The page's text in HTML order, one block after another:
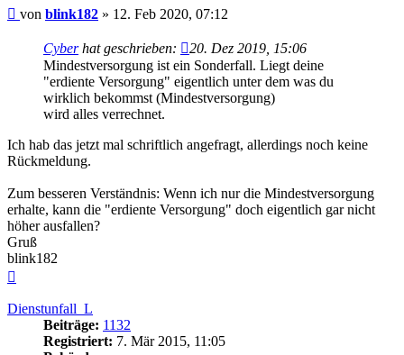
Beitrag
von blink182 » 12. Feb 2020, 07:12
Cyberhat geschrieben:
20. Dez 2019, 15:06
Mindestversorgung ist ein Sonderfall. Liegt deine
"erdiente Versorgung" eigentlich unter dem was du
wirklich bekommst (Mindestversorgung)
wird alles verrechnet.
Ich hab das jetzt mal schriftlich angefragt, allerdings noch keine
Rückmeldung.
Zum besseren Verständnis: Wenn ich nur die Mindestversorgung
erhalte, kann die "erdiente Versorgung" doch eigentlich gar nicht
höher ausfallen?
Gruß
blink182
Dienstunfall_L
Beiträge: 1132
Registriert: 7. Mär 2015, 11:05